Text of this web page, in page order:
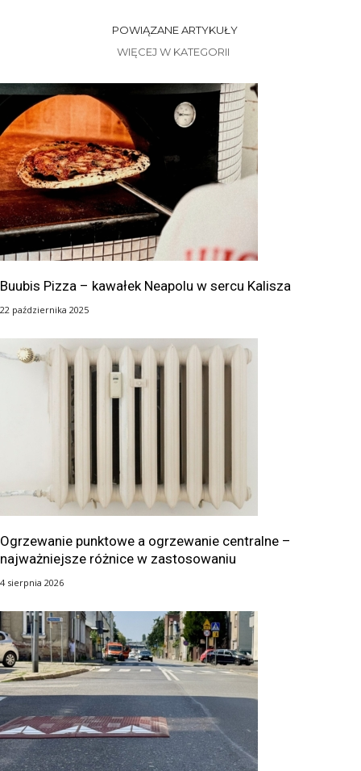
POWIĄZANE ARTYKUŁY
WIĘCEJ W KATEGORII
Buubis Pizza – kawałek Neapolu w sercu Kalisza
22 października 2025
Ogrzewanie punktowe a ogrzewanie centralne –
najważniejsze różnice w zastosowaniu
4 sierpnia 2026